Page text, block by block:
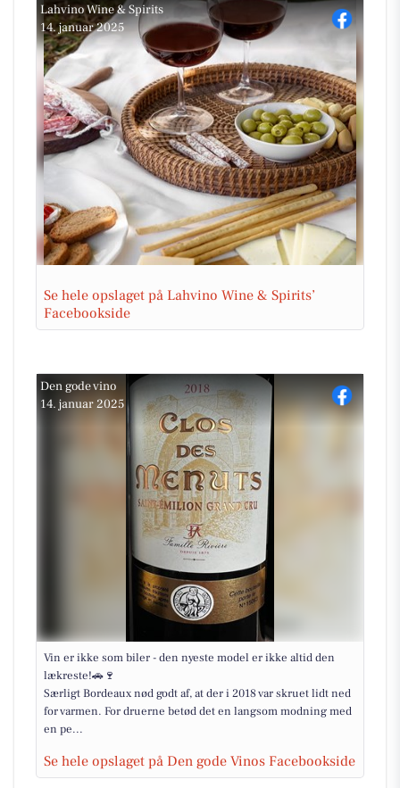
Lahvino Wine & Spirits
14. januar 2025
Se hele opslaget på Lahvino Wine & Spirits’
Facebookside
Den gode vino
14. januar 2025
Vin er ikke som biler - den nyeste model er ikke altid den
lækreste!🚗🍷
Særligt Bordeaux nød godt af, at der i 2018 var skruet lidt ned
for varmen. For druerne betød det en langsom modning med
en pe...
Se hele opslaget på Den gode Vinos Facebookside